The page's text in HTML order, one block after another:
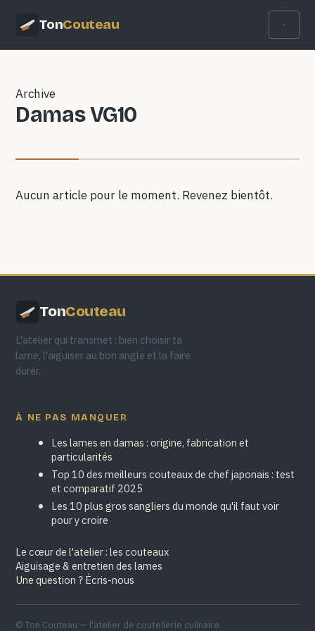
TonCouteau
Archive
Damas VG10
Aucun article pour le moment. Revenez bientôt.
TonCouteau
L'atelier qui transmet : bien choisir ta
lame, l'aiguiser au bon angle et la faire
durer.
À NE PAS MANQUER
Les lames en damas : origine, fabrication et
particularités
Top 10 des meilleurs couteaux de chef japonais : test
et comparatif 2025
Les 10 plus gros sangliers du monde qu'il faut voir
pour y croire
Le cœur de l'atelier : les couteaux
Aiguisage & entretien des lames
Une question ? Écris-nous
© Ton Couteau — l'atelier de coutellerie culinaire.